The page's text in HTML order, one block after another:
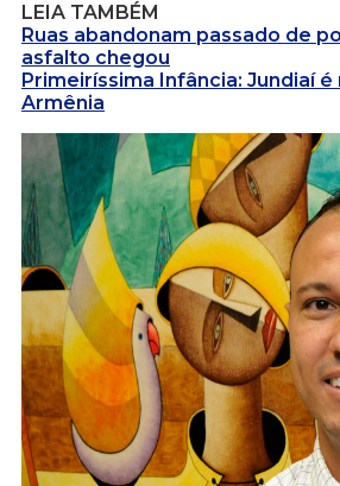
LEIA TAMBÉM
Ruas abandonam passado de
asfalto chegou
Primeiríssima Infância: Jundiaí
Armênia